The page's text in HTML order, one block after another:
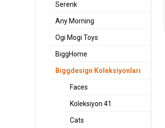
Serenk
Any Morning
Ogi Mogi Toys
BiggHome
Biggdesign Koleksiyonları
Faces
Koleksiyon 41
Cats